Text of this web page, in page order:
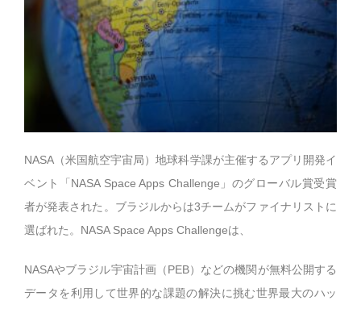
NASA（米国航空宇宙局）地球科学課が主催するアプリ開発イ
ベント「NASA Space Apps Challenge」のグローバル賞受賞
者が発表された。ブラジルからは3チームがファイナリストに
選ばれた。NASA Space Apps Challengeは、
NASAやブラジル宇宙計画（PEB）などの機関が無料公開する
データを利用して世界的な課題の解決に挑む世界最大のハッ